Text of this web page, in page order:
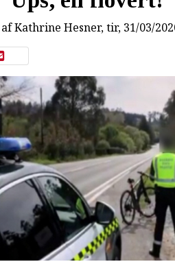
Kathrine Hesner, tir, 31/03/